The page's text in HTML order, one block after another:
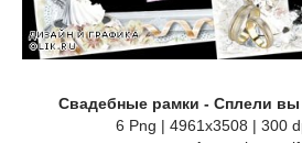
Свадебные рамки - Сплели
6 Png | 4961х3508 | 300